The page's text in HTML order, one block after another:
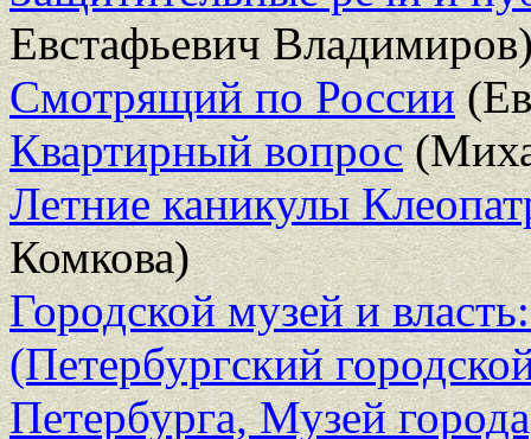
Евстафьевич
Смотрящий по России
Квартирный вопрос
Летние каникулы
Комкова)
Городской музей и
(Петербургский
Петербурга, Музей